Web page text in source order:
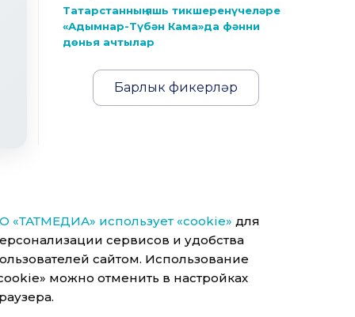
Татарстанның яшь тикшеренүчеләре
«Адымнар-Түбән Кама»да фәнни
дөнья ачтылар
Барлык фикерләр
«ТАТМЕДИА» использует «cookie» для
сервисов и удобства
сайтом. Использование
можно отменить в настройках